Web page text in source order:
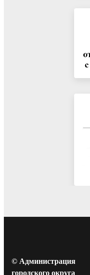
© Администрация
городского округа